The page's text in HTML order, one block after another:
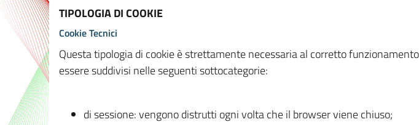
TIPOLOGIA DI COOKIE
Cookie Tecnici
Questa tipologia di cookie è strettamente necessaria al corretto
essere suddivisi nelle seguenti sottocategorie:
di sessione: vengono distrutti ogni volta che il browser viene chiuso;